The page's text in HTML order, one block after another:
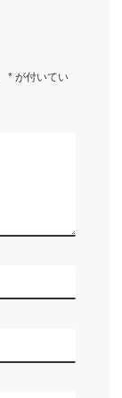
*が付いてい